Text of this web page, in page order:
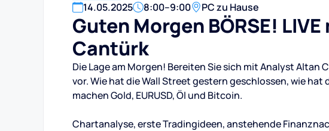
14.05.2025 8:00–9:00 PC zu Hause
Guten Morgen BÖRSE!
Cantürk
Die Lage am Morgen! Bereiten Sie sich mit Analyst Altan
vor. Wie hat die Wall Street gestern geschlossen, wie hat
machen Gold, EURUSD, Öl und Bitcoin.
Chartanalyse, erste Tradingideen, anstehende